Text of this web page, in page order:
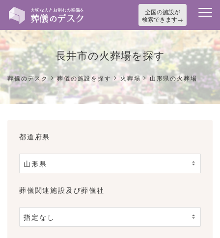
全国の施設が
検索できます
長井市の火葬場を探す
葬儀のデスク >葬儀の施設を探す > 火葬場>山形県の火葬場
都道府県
葬儀関連施設及び葬儀社